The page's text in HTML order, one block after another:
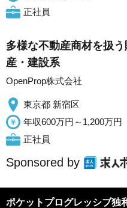
正社員
多様な不動産商材を扱
産・建設系
OpenProp株式会社
東京都 新宿区
年収600万円～1,200万円
正社員
Sponsored by
ポケットプログレッシブ独